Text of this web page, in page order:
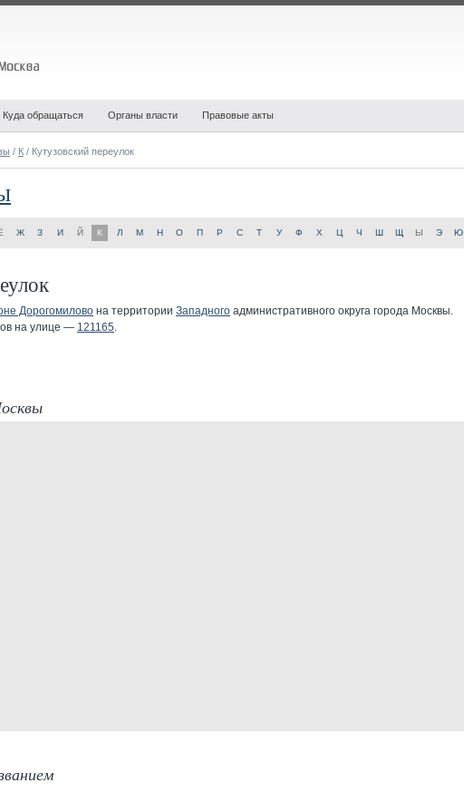
Куда обращаться Органы власти Правовые акты
/ К / Кутузовский переулок
Ж З И Й К Л М Н О П Р С Т У Ф Х Ц Ч Ш Щ Ы Э Ю
Дорогомилово на территории Западного административного округа города Москвы.
на улице — 121165.